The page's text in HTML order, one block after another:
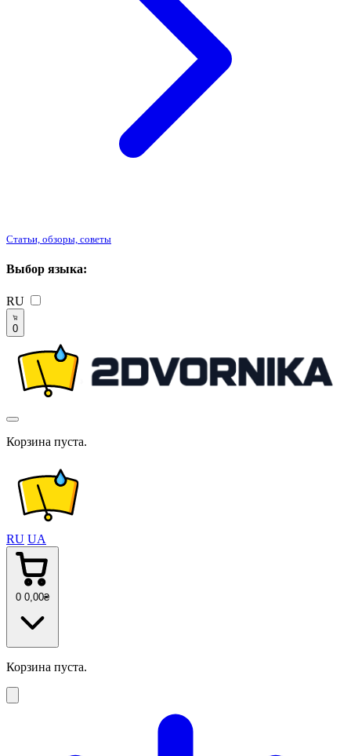
Статьи, обзоры, советы
Выбор языка:
RU
0
Корзина пуста.
RU UA
0 0 ,00₴
Корзина пуста.